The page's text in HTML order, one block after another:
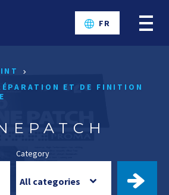
FR
ET DE FINITION
Category
FIND